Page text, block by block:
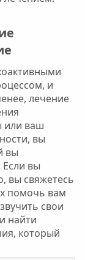
и
лечение
или ваш
вы
вы
Если вы
вы свяжетесь
помочь вам
свои
найти
который